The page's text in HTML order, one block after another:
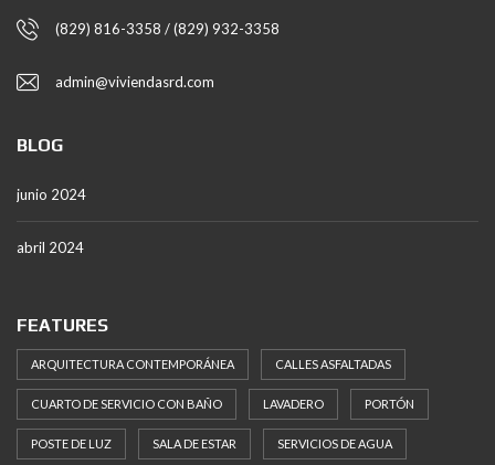
(829) 816-3358 / (829) 932-3358
admin@viviendasrd.com
BLOG
junio 2024
abril 2024
FEATURES
ARQUITECTURA CONTEMPORÁNEA CALLES ASFALTADAS
CUARTO DE SERVICIO CON BAÑO LAVADERO PORTÓN
POSTE DE LUZ SALA DE ESTAR SERVICIOS DE AGUA